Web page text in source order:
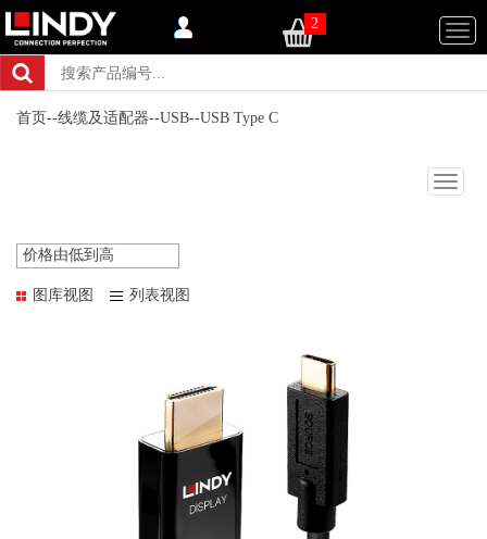
2
首页--线缆及适配器--USB--USB Type C
价格由低到高
图库视图 列表视图